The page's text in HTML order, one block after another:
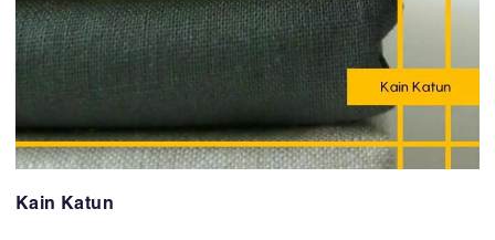
Kain Katun